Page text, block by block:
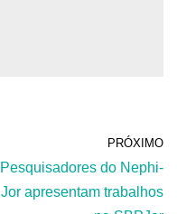
PRÓXIMO
Pesquisadores do Nephi-
Jor apresentam trabalhos